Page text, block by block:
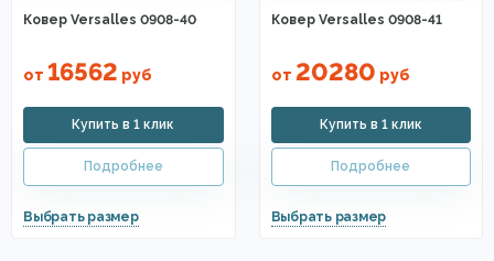
Ковер Versalles 0908-40
от 16562 руб
Ковер Versalles 0908-41
от 20280 руб